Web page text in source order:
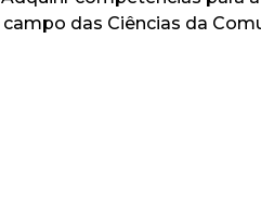
campo das Ciências da